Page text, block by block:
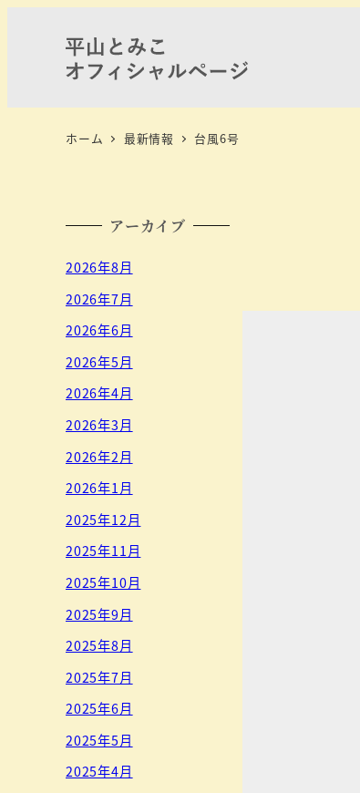
ホーム 最新情報 台風6号
アーカイブ
2026年8月
2026年7月
2026年6月
2026年5月
2026年4月
2026年3月
2026年2月
2026年1月
2025年12月
2025年11月
2025年10月
2025年9月
2025年8月
2025年7月
2025年6月
2025年5月
2025年4月